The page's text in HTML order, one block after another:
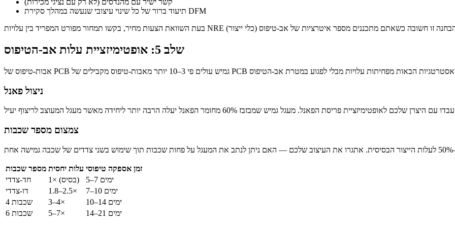
קשר ישיר עם מהנדסים (לא רק עם נציגי מכירות)
תיעוד ברור של כל שינוי עיצובי שנעשה במהלך סקירת DFM
שלב 5: אופטימיזציית עלות אב-הטיפוס
ניצול פאנל
צמצום מספר שכבות
מספר שכבות עלות יחסית זמן אספקה טיפוסי
חד-צדדי
1× (בסיס)
5–7 ימים
דו-צדדי
1.8–2.5×
7–10 ימים
4 שכבות
3–4×
10–14 ימים
6 שכבות
5–7× 14–21 ימים